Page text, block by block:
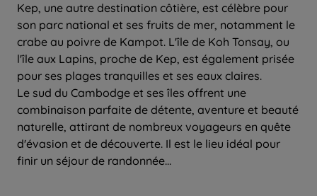
Kep, une autre destination côtière, est célèbre pour
son parc national et ses fruits de mer, notamment le
crabe au poivre de Kampot. L'île de Koh Tonsay, ou
l'île aux Lapins, proche de Kep, est également prisée
pour ses plages tranquilles et ses eaux claires.
Le sud du Cambodge et ses îles offrent une
combinaison parfaite de détente, aventure et beauté
naturelle, attirant de nombreux voyageurs en quête
d'évasion et de découverte. Il est le lieu idéal pour
finir un séjour de randonnée...